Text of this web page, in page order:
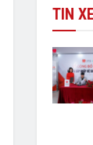
TIN